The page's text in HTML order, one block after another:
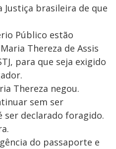
Justiça brasileira de que
Público estão
Thereza de Assis
para que seja exigido
Thereza negou.
sem ser
ser declarado foragido.
do passaporte e